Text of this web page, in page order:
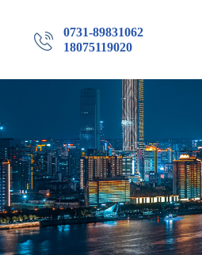
0731-89831062
18075119020